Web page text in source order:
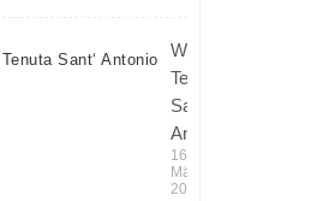
Weingut
Tenuta
Sant‘
Antonio
16.
März
2016